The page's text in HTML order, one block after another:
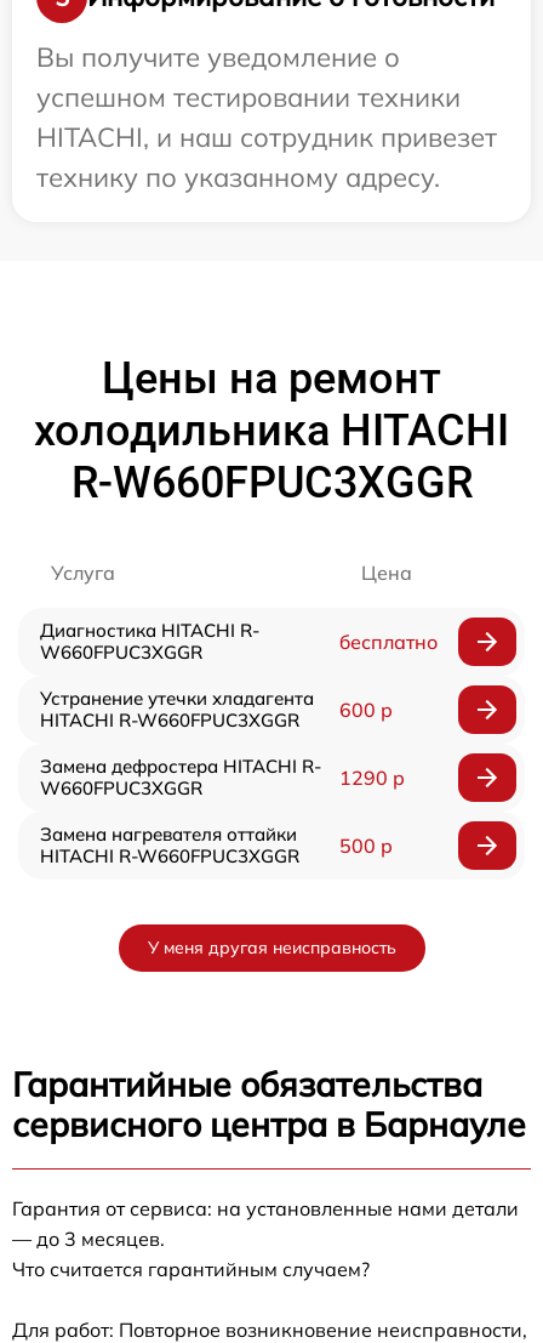
Вы получите уведомление о
успешном тестировании техники
HITACHI, и наш сотрудник привезет
технику по указанному адресу.
Цены на ремонт
холодильника HITACHI
R-W660FPUC3XGGR
Услуга Цена
Диагностика HITACHI R-
W660FPUC3XGGR
бесплатно
Устранение утечки хладагента
HITACHI R-W660FPUC3XGGR
600 р
Замена дефростера HITACHI R-
W660FPUC3XGGR
1290 р
Замена нагревателя оттайки
HITACHI R-W660FPUC3XGGR
500 р
У меня другая неисправность
Гарантийные обязательства
сервисного центра в Барнауле
Гарантия от сервиса: на установленные нами детали
— до 3 месяцев.
Что считается гарантийным случаем?
Для работ: Повторное возникновение неисправности,